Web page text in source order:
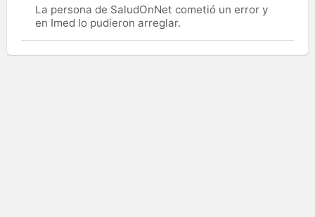
La persona de SaludOnNet cometió un error y
en Imed lo pudieron arreglar.